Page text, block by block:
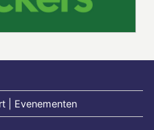
| Evenementen